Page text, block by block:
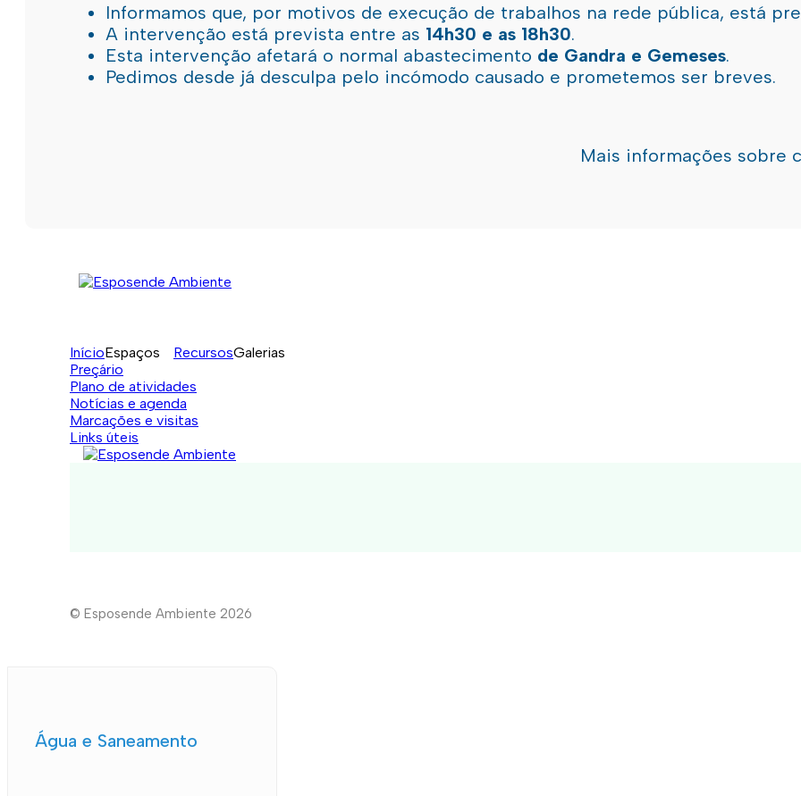
Informamos que, por motivos de execução de trabalhos na rede pública, está
A intervenção está prevista entre as 14h30 e as 18h30.
Esta intervenção afetará o normal abastecimento de Gandra e Gemeses.
Pedimos desde já desculpa pelo incómodo causado e prometemos ser breves.
Mais informações sobre
InícioEspaços RecursosGalerias
Preçário
Plano de atividades
Notícias e agenda
Marcações e visitas
Links úteis
© Esposende Ambiente 2026
Água e Saneamento